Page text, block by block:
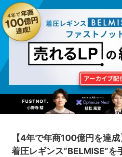
【4年で年商100億円を達成
着圧レギンス”BELMISE”を